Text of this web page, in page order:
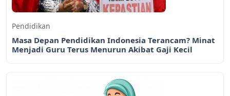
Pendidikan
Masa Depan Pendidikan Indonesia Terancam? Minat
Menjadi Guru Terus Menurun Akibat Gaji Kecil